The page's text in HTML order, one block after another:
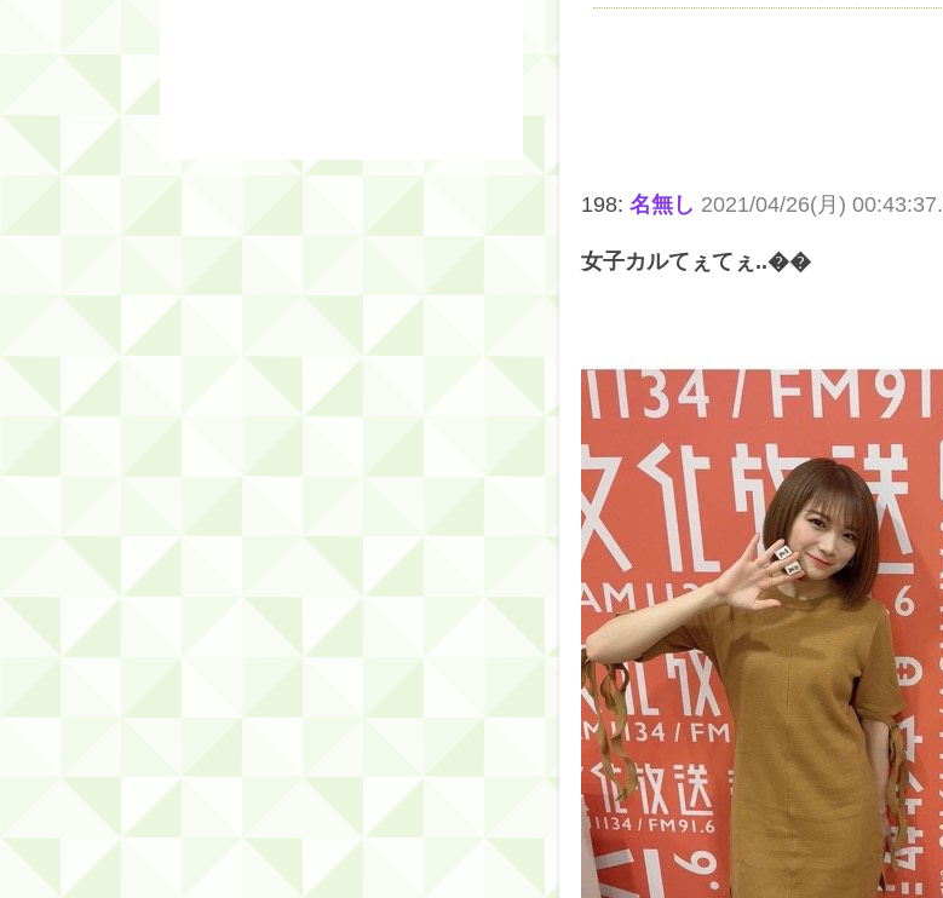
【速報】中村麗乃ちゃんの思い出、
【朗報】増田三莉音さんの生足
【朗報】増田三莉音さんの生足
Powered by livedoor 相互RSS
198: 名無し 2021/04/26(月)
女子カルてぇてぇ..��